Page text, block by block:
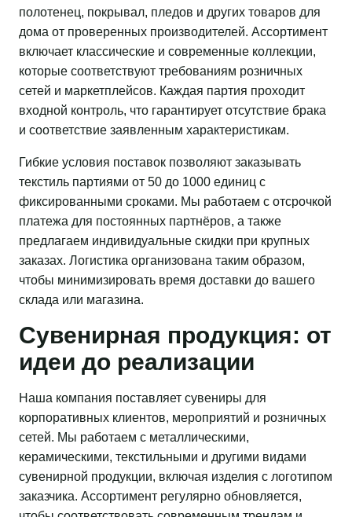
полотенец, покрывал, пледов и других товаров для
дома от проверенных производителей. Ассортимент
включает классические и современные коллекции,
которые соответствуют требованиям розничных
сетей и маркетплейсов. Каждая партия проходит
входной контроль, что гарантирует отсутствие брака
и соответствие заявленным характеристикам.
Гибкие условия поставок позволяют заказывать
текстиль партиями от 50 до 1000 единиц с
фиксированными сроками. Мы работаем с отсрочкой
платежа для постоянных партнёров, а также
предлагаем индивидуальные скидки при крупных
заказах. Логистика организована таким образом,
чтобы минимизировать время доставки до вашего
склада или магазина.
Сувенирная продукция: от
идеи до реализации
Наша компания поставляет сувениры для
корпоративных клиентов, мероприятий и розничных
сетей. Мы работаем с металлическими,
керамическими, текстильными и другими видами
сувенирной продукции, включая изделия с логотипом
заказчика. Ассортимент регулярно обновляется,